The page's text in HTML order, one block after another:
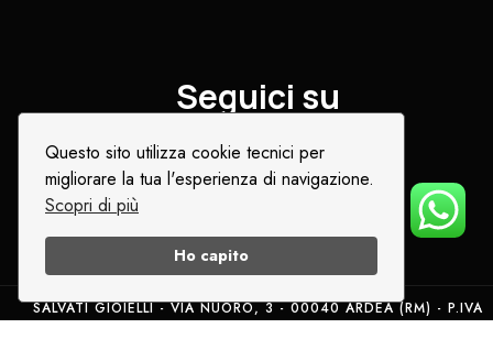
Questo sito utilizza cookie tecnici per
migliorare la tua l'esperienza di navigazione.
Scopri di più
Ho capito
Seguici su
SALVATI GIOIELLI - VIA NUORO, 3 - 00040 ARDEA (RM) - P.IVA